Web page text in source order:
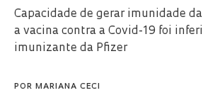
Capacidade de gerar imunidade
a vacina contra a Covid-19 foi
imunizante da Pfizer
POR MARIANA CECI